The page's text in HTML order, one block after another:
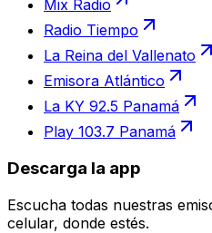
Mix Radio
Radio Tiempo
La Reina del Vallenato
Emisora Atlántico
La KY 92.5 Panamá
Play 103.7 Panamá
Descarga la app
Escucha todas nuestras
celular, donde estés.